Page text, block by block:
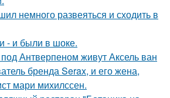
немного развеяться и сходить в
- и были в шоке.
Антверпеном живут Аксель ван
бренда Serax, и его жена,
мари михилссен.